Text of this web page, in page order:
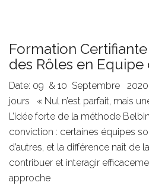
Formation
des Rôles en Equipe
Date: 09 & 10 Septembre
jours « Nul n’est parfait, mais
L’idée forte de la méthode
conviction : certaines équipes
d’autres, et la différence naît de
contribuer et interagir
approche